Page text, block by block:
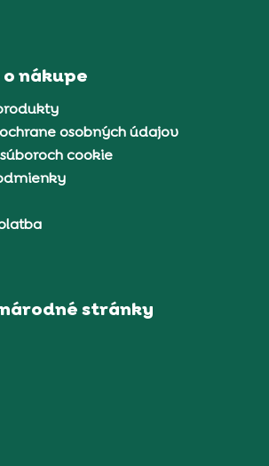
nákupe
osobných údajov
cookie
stránky